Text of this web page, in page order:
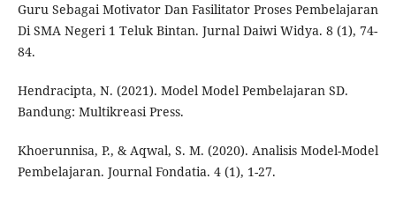
Guru Sebagai Motivator Dan Fasilitator Proses Pembelajaran
Di SMA Negeri 1 Teluk Bintan. Jurnal Daiwi Widya. 8 (1), 74-
84.
Hendracipta, N. (2021). Model Model Pembelajaran SD.
Bandung: Multikreasi Press.
Khoerunnisa, P., & Aqwal, S. M. (2020). Analisis Model-Model
Pembelajaran. Journal Fondatia. 4 (1), 1-27.